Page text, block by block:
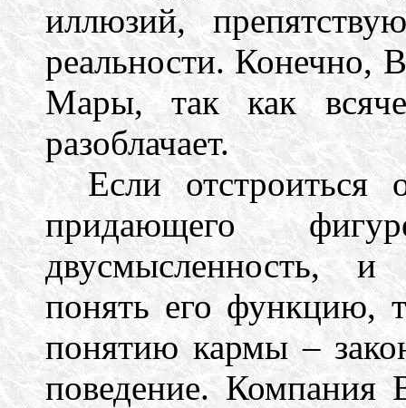
иллюзий,
реальности. Конечно,
Мары, так как
разоблачает.
Если отстроиться
придающего
двусмысленность, и
понять его функцию,
понятию кармы –
поведение. Компания